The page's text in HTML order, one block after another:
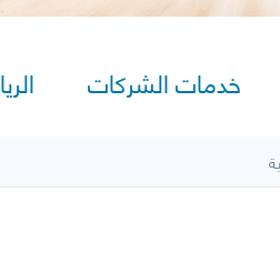
خدمات الشركات